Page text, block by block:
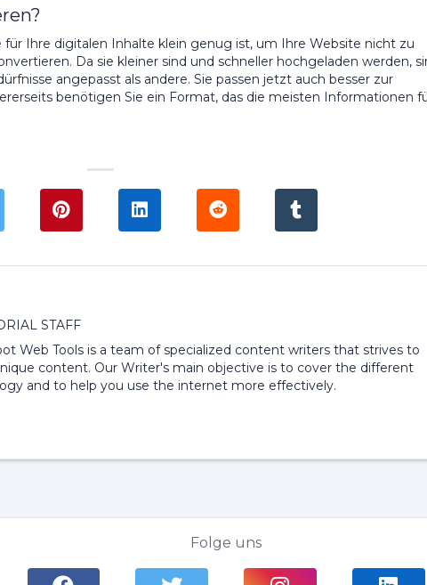
für Ihre digitalen Inhalte klein genug ist, um Ihre Website nicht zu
Da sie kleiner sind und schneller hochgeladen werden,
angepasst als andere. Sie passen jetzt auch besser zur
benötigen Sie ein Format, das die meisten Informationen
STAFF
Web Tools is a team of specialized content writers that strives to
content. Our Writer's main objective is to cover the different
and to help you use the internet more effectively.
Folge uns